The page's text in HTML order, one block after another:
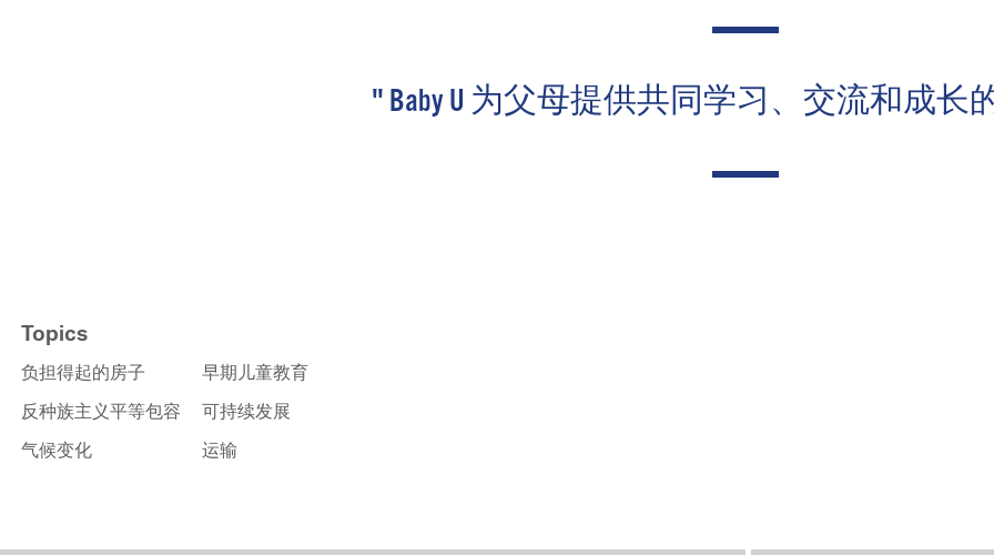
" Baby U 为父母提供共同学习、交流和成长
Topics
负担得起的房子
反种族主义平等包容
气候变化
早期儿童教育
可持续发展
运输